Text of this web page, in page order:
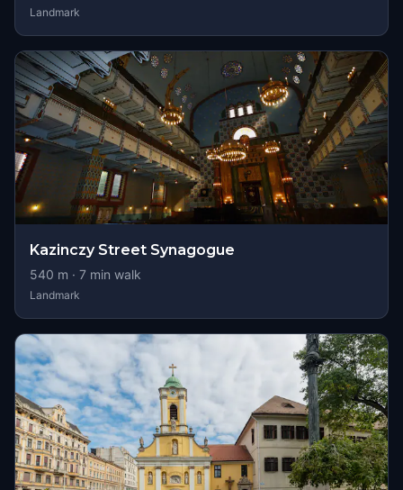
Landmark
Kazinczy Street Synagogue
540 m · 7 min walk
Landmark